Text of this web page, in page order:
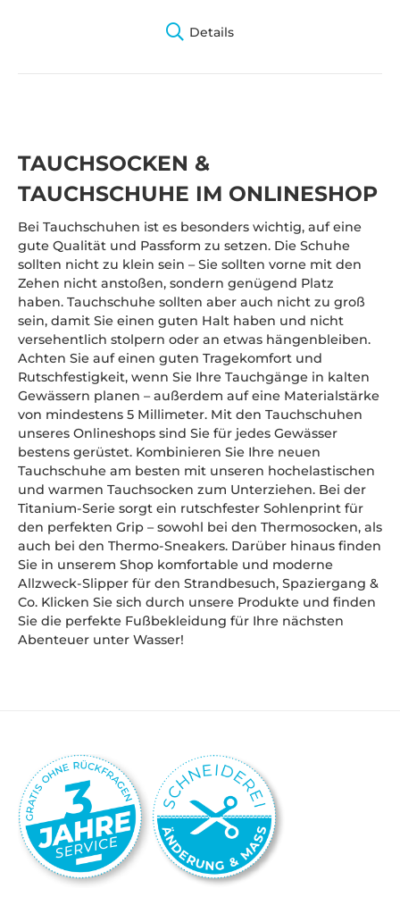
Details
TAUCHSOCKEN &
TAUCHSCHUHE IM ONLINESHOP
Bei Tauchschuhen ist es besonders wichtig, auf eine
gute Qualität und Passform zu setzen. Die Schuhe
sollten nicht zu klein sein – Sie sollten vorne mit den
Zehen nicht anstoßen, sondern genügend Platz
haben. Tauchschuhe sollten aber auch nicht zu groß
sein, damit Sie einen guten Halt haben und nicht
versehentlich stolpern oder an etwas hängenbleiben.
Achten Sie auf einen guten Tragekomfort und
Rutschfestigkeit, wenn Sie Ihre Tauchgänge in kalten
Gewässern planen – außerdem auf eine Materialstärke
von mindestens 5 Millimeter. Mit den Tauchschuhen
unseres Onlineshops sind Sie für jedes Gewässer
bestens gerüstet. Kombinieren Sie Ihre neuen
Tauchschuhe am besten mit unseren hochelastischen
und warmen Tauchsocken zum Unterziehen. Bei der
Titanium-Serie sorgt ein rutschfester Sohlenprint für
den perfekten Grip – sowohl bei den Thermosocken, als
auch bei den Thermo-Sneakers. Darüber hinaus finden
Sie in unserem Shop komfortable und moderne
Allzweck-Slipper für den Strandbesuch, Spaziergang &
Co. Klicken Sie sich durch unsere Produkte und finden
Sie die perfekte Fußbekleidung für Ihre nächsten
Abenteuer unter Wasser!